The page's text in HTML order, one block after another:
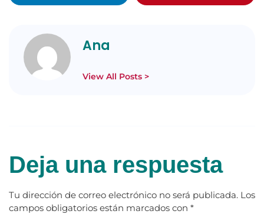
Ana
View All Posts >
Deja una respuesta
Tu dirección de correo electrónico no será publicada. Los
campos obligatorios están marcados con *